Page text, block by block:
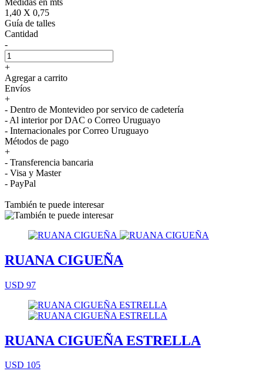
1,40 X 0,75
Guía de talles
Cantidad
-
+
Agregar a carrito
Envíos
+
- Dentro de Montevideo por servico de cadetería
- Al interior por DAC o Correo Uruguayo
- Internacionales por Correo Uruguayo
Métodos de pago
+
- Transferencia bancaria
- Visa y Master
- PayPal
También te puede interesar
RUANA CIGUEÑA
USD 97
RUANA CIGUEÑA ESTRELLA
USD 105